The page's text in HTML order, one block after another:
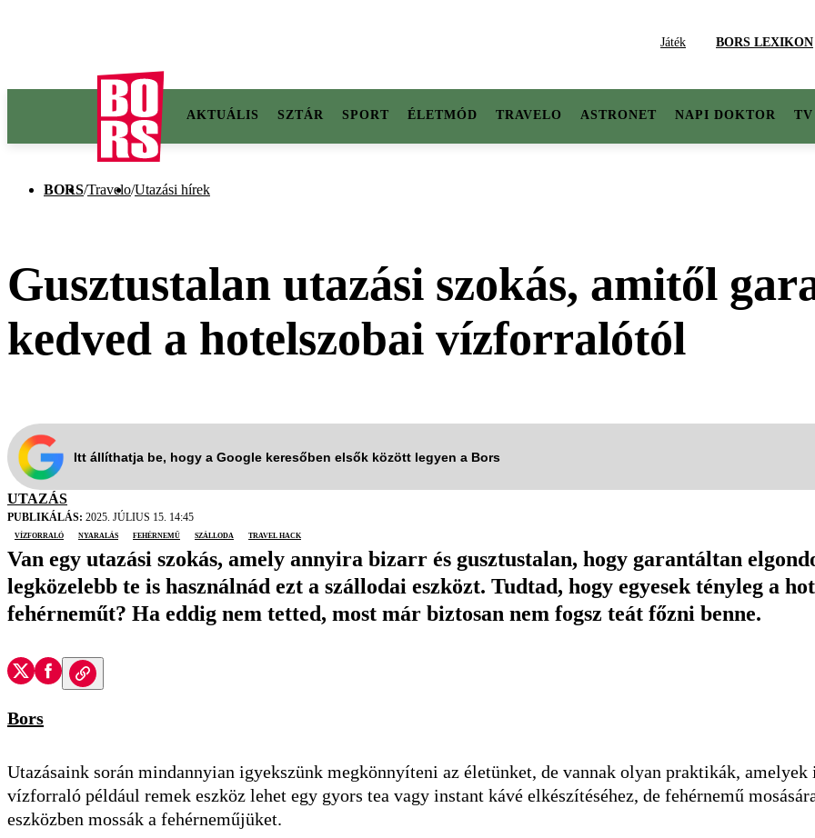
Játék BORS LEXIKON
AKTUÁLIS SZTÁR SPORT ÉLETMÓD TRAVELO ASTRONET NAPI DOKTOR TV
BORS/Travelo/Utazási hírek
Gusztustalan utazási szokás, amitől
kedved a hotelszobai vízforralótól
Itt állíthatja be, hogy a Google keresőben elsők között legyen a Bors
UTAZÁS
PUBLIKÁLÁS: 2025. JÚLIUS 15. 14:45
vízforraló
nyaralás fehérnemű szálloda travel hack
Van egy utazási szokás, amely annyira bizarr és gusztustalan, hogy garantáltan
legközelebb te is használnád ezt a szállodai eszközt. Tudtad, hogy egyesek tényleg a
fehérneműt? Ha eddig nem tetted, most már biztosan nem fogsz teát főzni benne.
Bors
Utazásaink során mindannyian igyekszünk megkönnyíteni az életünket, de vannak olyan praktikák,
vízforraló például remek eszköz lehet egy gyors tea vagy instant kávé elkészítéséhez, de fehérnemű
eszközben mossák a fehérneműjüket.